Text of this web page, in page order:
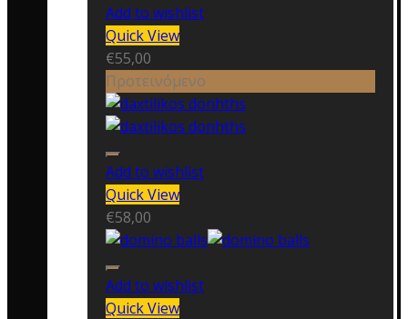
Add to wishlist
Quick View
€55,00
Προτεινόμενο
Add to wishlist
Quick View
€58,00
Add to wishlist
Quick View